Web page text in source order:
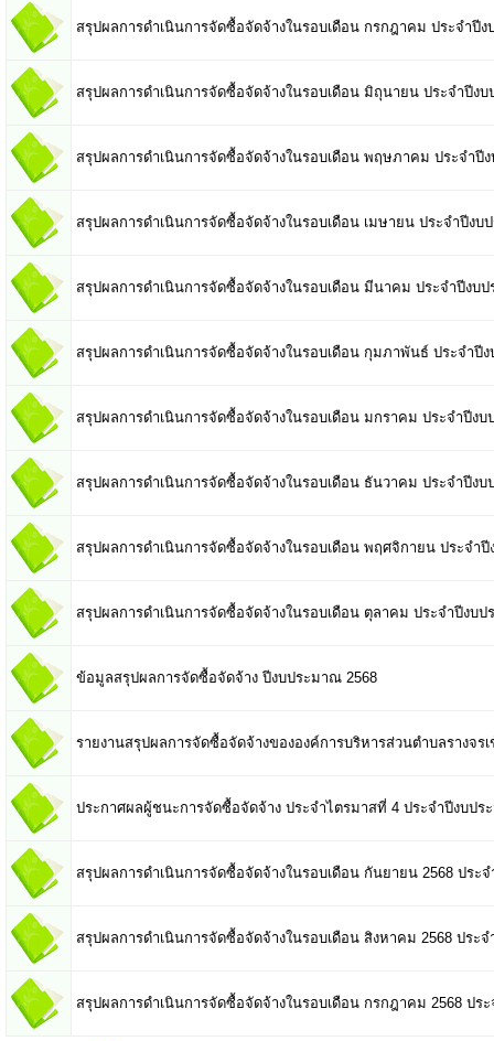
สรุปผลการดำเนินการจัดซื้อจัดจ้างในรอบเดือน กรกฎาคม ประจำปี
สรุปผลการดำเนินการจัดซื้อจัดจ้างในรอบเดือน มิถุนายน ประจำปีง
สรุปผลการดำเนินการจัดซื้อจัดจ้างในรอบเดือน พฤษภาคม ประจำปี
สรุปผลการดำเนินการจัดซื้อจัดจ้างในรอบเดือน เมษายน ประจำปีงบ
สรุปผลการดำเนินการจัดซื้อจัดจ้างในรอบเดือน มีนาคม ประจำปีงบ
สรุปผลการดำเนินการจัดซื้อจัดจ้างในรอบเดือน กุมภาพันธ์ ประจำปี
สรุปผลการดำเนินการจัดซื้อจัดจ้างในรอบเดือน มกราคม ประจำปีงบ
สรุปผลการดำเนินการจัดซื้อจัดจ้างในรอบเดือน ธันวาคม ประจำปีงบ
สรุปผลการดำเนินการจัดซื้อจัดจ้างในรอบเดือน พฤศจิกายน ประจำ
สรุปผลการดำเนินการจัดซื้อจัดจ้างในรอบเดือน ตุลาคม ประจำปีงบป
ข้อมูลสรุปผลการจัดซื้อจัดจ้าง ปีงบประมาณ 2568
รายงานสรุปผลการจัดซื้อจัดจ้างขององค์การบริหารส่วนตำบลรางจ
ประกาศผลผู้ชนะการจัดซื้อจัดจ้าง ประจำไตรมาสที่ 4 ประจำปีงบปร
สรุปผลการดำเนินการจัดซื้อจัดจ้างในรอบเดือน กันยายน 2568 ประ
สรุปผลการดำเนินการจัดซื้อจัดจ้างในรอบเดือน สิงหาคม 2568 ประ
สรุปผลการดำเนินการจัดซื้อจัดจ้างในรอบเดือน กรกฎาคม 2568 ปร